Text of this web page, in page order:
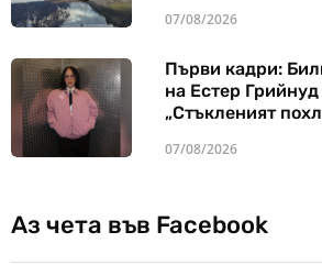
07/08/2026
Първи кадри:
на Естер
„Стъкленият
07/08/2026
Аз чета във Facebook